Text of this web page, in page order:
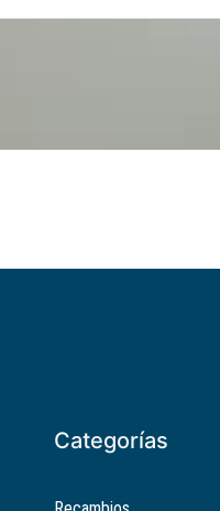
Categorías